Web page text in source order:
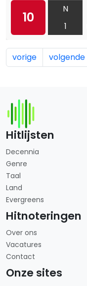
10
N
1
vorige volgende
Hitlijsten
Decennia
Genre
Taal
Land
Evergreens
Hitnoteringen
Over ons
Vacatures
Contact
Onze sites